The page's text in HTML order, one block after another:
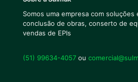
Somos uma empresa com soluções
conclusão de obras, conserto de
vendas de EPIs
(51) 99634-4057 ou